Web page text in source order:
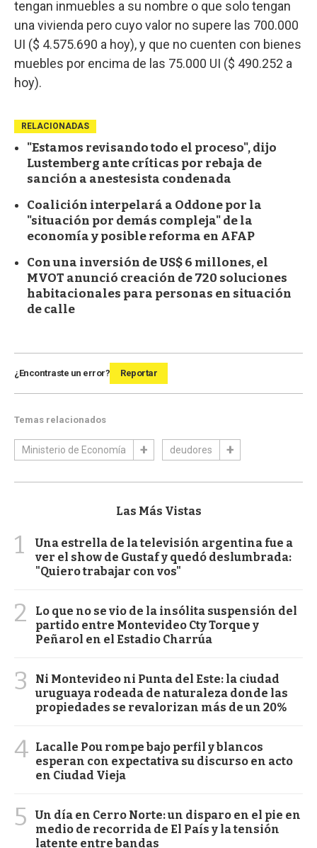
tengan inmuebles a su nombre o que solo tengan
una vivienda pero cuyo valor no supere las 700.000
UI ($ 4.575.690 a hoy), y que no cuenten con bienes
muebles por encima de las 75.000 UI ($ 490.252 a
hoy).
RELACIONADAS
"Estamos revisando todo el proceso", dijo
Lustemberg ante críticas por rebaja de
sanción a anestesista condenada
Coalición interpelará a Oddone por la
"situación por demás compleja" de la
economía y posible reforma en AFAP
Con una inversión de US$ 6 millones, el
MVOT anunció creación de 720 soluciones
habitacionales para personas en situación
de calle
¿Encontraste un error? Reportar
Temas relacionados
Ministerio de Economía deudores
Las Más Vistas
1
Una estrella de la televisión argentina fue a
ver el show de Gustaf y quedó deslumbrada:
"Quiero trabajar con vos"
2
Lo que no se vio de la insólita suspensión del
partido entre Montevideo Cty Torque y
Peñarol en el Estadio Charrúa
3
Ni Montevideo ni Punta del Este: la ciudad
uruguaya rodeada de naturaleza donde las
propiedades se revalorizan más de un 20%
4 Lacalle Pou rompe bajo perfil y blancos
esperan con expectativa su discurso en acto
en Ciudad Vieja
5
Un día en Cerro Norte: un disparo en el pie en
medio de recorrida de El País y la tensión
latente entre bandas